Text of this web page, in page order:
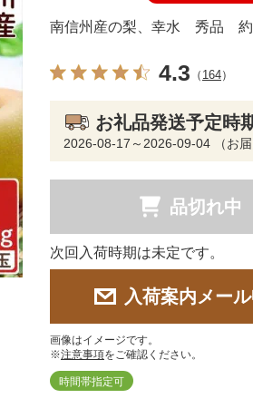
南信州産の梨、幸水 秀品 約
4.3 （ 164）
お礼品発送予定時
2026-08-17～2026-09-04 （お届
品切れ中
次回入荷時期は未定です。
入荷案内メー
画像はイメージです。
※注意事項をご確認ください。
時間帯指定可